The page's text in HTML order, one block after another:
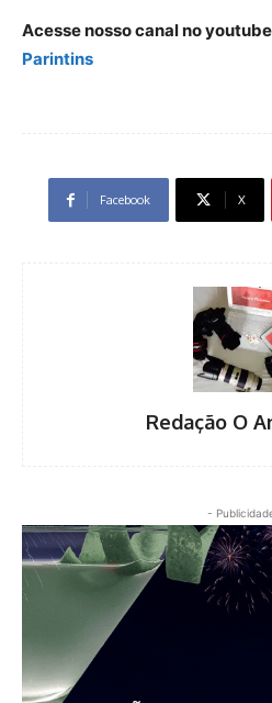
Acesse nosso canal no youtube
Parintins
Facebook X
Redação O
-